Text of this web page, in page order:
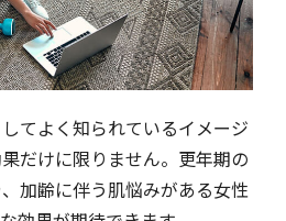
てよく知られているイメージ
だけに限りません。更年期の
加齢に伴う肌悩みがある女性